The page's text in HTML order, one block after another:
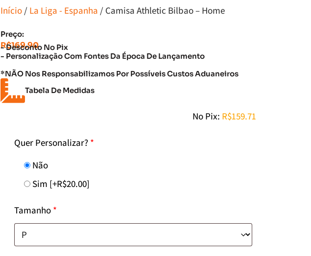
Início / La Liga - Espanha / Camisa Athletic Bilbao – Home
Preço:
R$169.90
- Desconto No Pix
- Personalização Com Fontes Da Época De Lançamento
*NÃO Nos Responsabilizamos Por Possíveis Custos Aduaneiros
Tabela De Medidas
No Pix: R$159.71
Quer Personalizar? *
Não
Sim [+R$20.00]
Tamanho *